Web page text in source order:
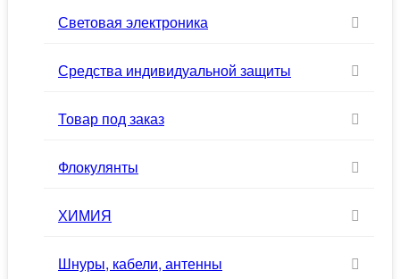
Световая электроника
Средства индивидуальной защиты
Товар под заказ
Флокулянты
ХИМИЯ
Шнуры, кабели, антенны